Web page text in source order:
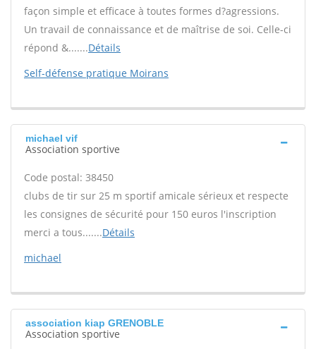
façon simple et efficace à toutes formes d?agressions.
Un travail de connaissance et de maîtrise de soi. Celle-ci
répond &.......Détails
Self-défense pratique Moirans
michael vif
Association sportive
Code postal: 38450
clubs de tir sur 25 m sportif amicale sérieux et respecte
les consignes de sécurité pour 150 euros l'inscription
merci a tous.......Détails
michael
association kiap GRENOBLE
Association sportive